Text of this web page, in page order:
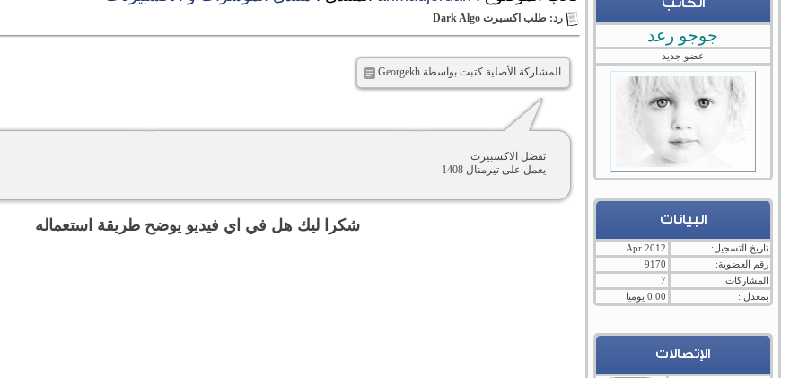
الكاتب
جوجو رعد
عضو جديد
البيانات
تاريخ التسجيل:
Apr 2012
رقم العضوية:
9170
المشاركات:
7
بمعدل :
0.00 يوميا
الإتصالات
رد: طلب اكسبرت Dark Algo
المشاركة الأصلية كتبت بواسطة Georgekh
تفضل الاكسبيرت
يعمل على تيرمنال 1408
شكرا ليك هل في اي فيديو يوضح طريقة استعماله